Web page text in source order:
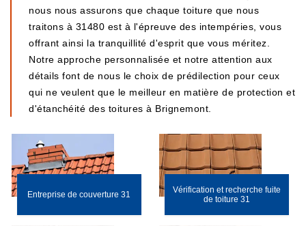
nous nous assurons que chaque toiture que nous
traitons à 31480 est à l'épreuve des intempéries, vous
offrant ainsi la tranquillité d'esprit que vous méritez.
Notre approche personnalisée et notre attention aux
détails font de nous le choix de prédilection pour ceux
qui ne veulent que le meilleur en matière de protection et
d'étanchéité des toitures à Brignemont.
Entreprise de couverture 31
Vérification et recherche fuite
de toiture 31